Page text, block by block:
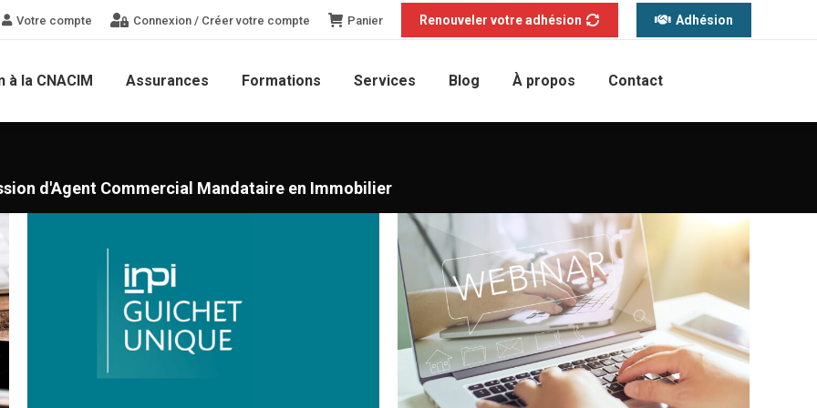
Votre compte Connexion / Créer votre compte Panier Renouveler votre adhésion Adhésion
à la CNACIM Assurances Formations Services Blog À propos Contact
d'Agent Commercial Mandataire en Immobilier